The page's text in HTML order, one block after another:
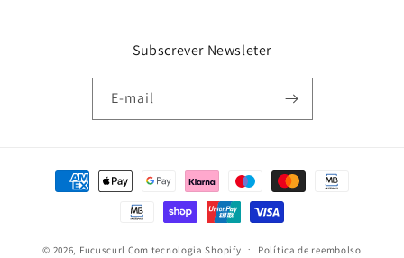
Subscrever Newsleter
E-mail
Métodos
© 2026, Fucuscurl Com tecnologia Shopify Política de reembolso